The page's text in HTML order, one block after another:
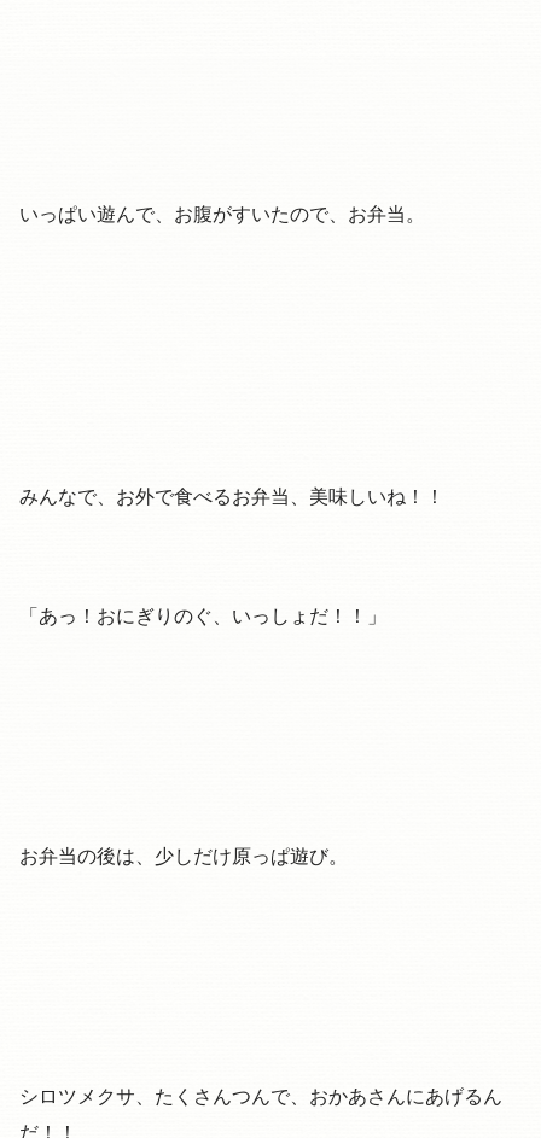
いっぱい遊んで、お腹がすいたので、お弁当。
みんなで、お外で食べるお弁当、美味しいね！！
「あっ！おにぎりのぐ、いっしょだ！！」
お弁当の後は、少しだけ原っぱ遊び。
シロツメクサ、たくさんつんで、おかあさんにあげるん
だ！！